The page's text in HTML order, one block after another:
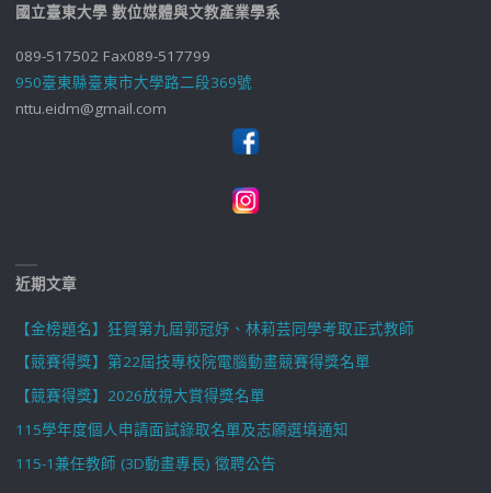
國立臺東大學 數位媒體與文教產業學系
089-517502 Fax089-517799
950臺東縣臺東市大學路二段369號
nttu.eidm@gmail.com
近期文章
【金榜題名】狂賀第九屆郭冠妤、林莉芸同學考取正式教師
【競賽得獎】第22屆技專校院電腦動畫競賽得獎名單
【競賽得獎】2026放視大賞得獎名單
115學年度個人申請面試錄取名單及志願選填通知
115-1兼任教師 (3D動畫專長) 徵聘公告